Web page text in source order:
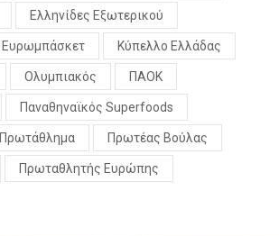
Ελληνίδες Εξωτερικού
Ευρωμπάσκετ Κύπελλο Ελλάδας
Ολυμπιακός ΠΑΟΚ
Παναθηναϊκός Superfoods
Πρωτάθλημα Πρωτέας Βούλας
Πρωταθλητής Ευρώπης